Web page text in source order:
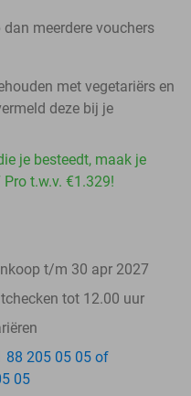
meerdere vouchers
met vegetariërs en
deze bij je
je besteedt, maak je
t.w.v. €1.329!
t/m 30 apr 2027
tot 12.00 uur
88 205 05 05 of
05